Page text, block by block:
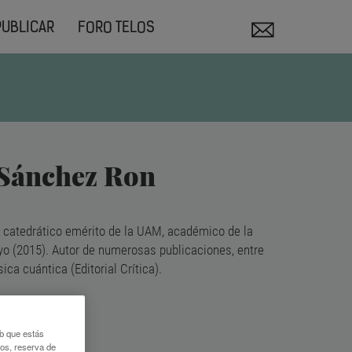
FORO TELOS
Ron
emérito de la UAM, académico de la
(2015). Autor de numerosas publicaciones, entre
cuántica (Editorial Crítica).
que estás
reserva de